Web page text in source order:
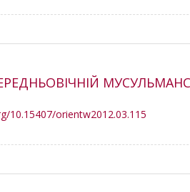
10.15407/orientw2012.03.115